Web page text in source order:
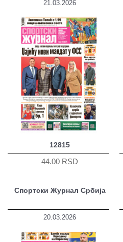
21.03.2026
12815
44.00 RSD
Спортски Журнал Србија
20.03.2026